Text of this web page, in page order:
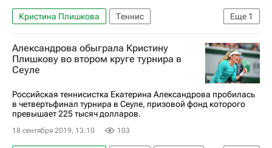
Еще 1
Кристина Плишкова
Теннис
Каролина Плишкова
Александрова обыграла Кристину
Плишкову во втором круге турнира в
Сеуле
Российская теннисистка Екатерина Александрова пробилась
в четвертьфинал турнира в Сеуле, призовой фонд которого
превышает 225 тысяч долларов.
18 сентября 2019, 13:10 103